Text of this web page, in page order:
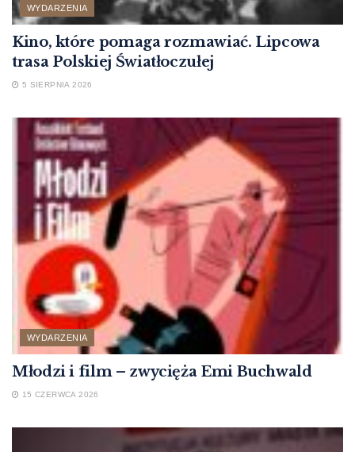
WYDARZENIA
Kino, które pomaga rozmawiać. Lipcowa
trasa Polskiej Światłoczułej
5 SIERPNIA 2026
WYDARZENIA
Młodzi i film – zwycięża Emi Buchwald
15 CZERWCA 2026